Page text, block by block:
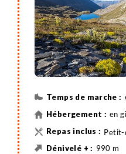
en
Petit-
990 m